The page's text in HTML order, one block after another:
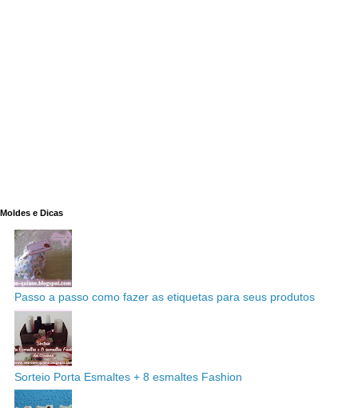
Moldes e Dicas
Passo a passo como fazer as etiquetas para seus produtos
Sorteio Porta Esmaltes + 8 esmaltes Fashion